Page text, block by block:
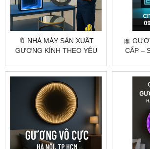
🔖 NHÀ MÁY SẢN XUẤT
GƯƠNG KÍNH THEO YÊU
CHUYÊN NGHIỆP
🎀
CẤP –